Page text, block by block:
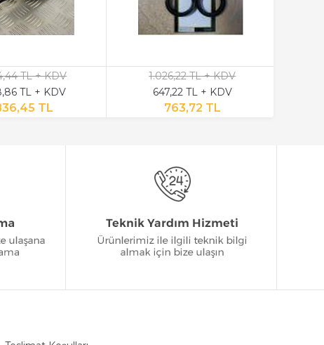
TL + KDV
TL + KDV
TL
1.026,22 TL + KDV
647,22 TL + KDV
763,72 TL